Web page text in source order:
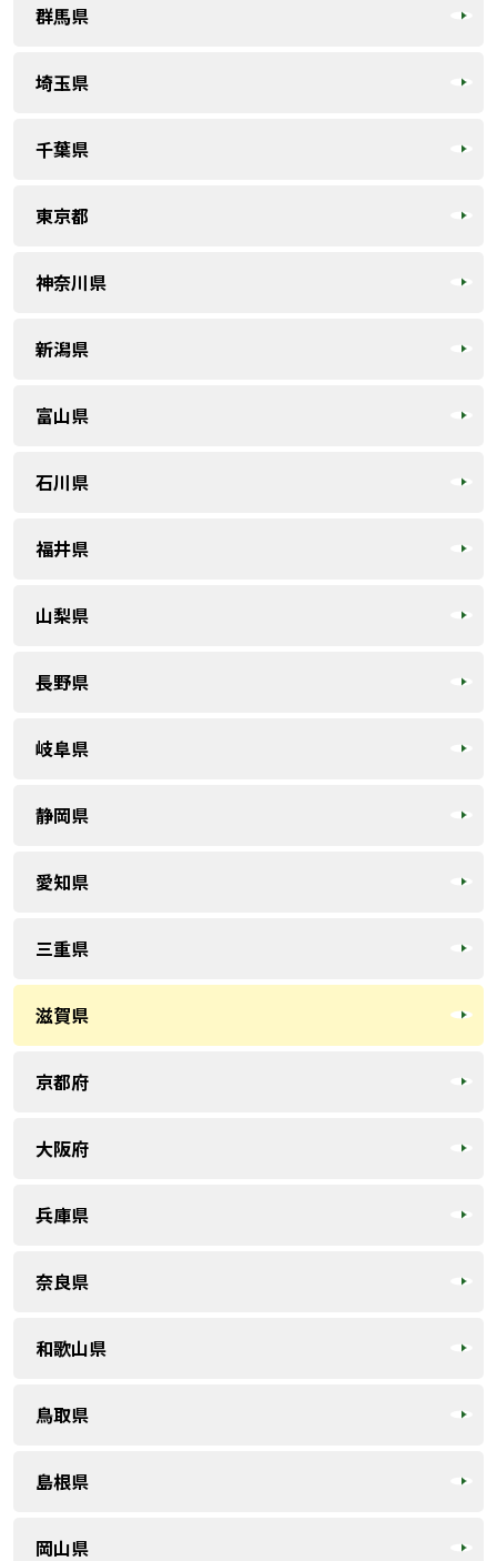
群馬県
埼玉県
千葉県
東京都
神奈川県
新潟県
富山県
石川県
福井県
山梨県
長野県
岐阜県
静岡県
愛知県
三重県
滋賀県
京都府
大阪府
兵庫県
奈良県
和歌山県
鳥取県
島根県
岡山県